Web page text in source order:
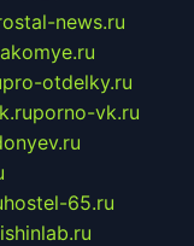
news.ru
pro-otdelky.ru
porno-vk.ru
hostel-65.ru